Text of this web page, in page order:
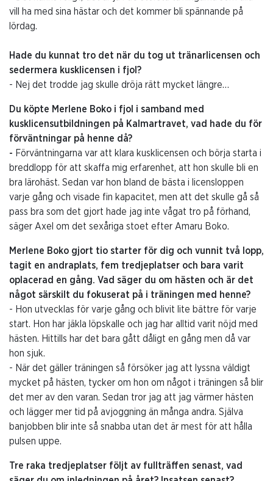
vill ha med sina hästar och det kommer bli spännande på
lördag.
Hade du kunnat tro det när du tog ut tränarlicensen och
sedermera kusklicensen i fjol?
- Nej det trodde jag skulle dröja rätt mycket längre…
Du köpte Merlene Boko i fjol i samband med
kusklicensutbildningen på Kalmartravet, vad hade du för
förväntningar på henne då?
- Förväntningarna var att klara kusklicensen och börja starta i
breddlopp för att skaffa mig erfarenhet, att hon skulle bli en
bra lärohäst. Sedan var hon bland de bästa i licensloppen
varje gång och visade fin kapacitet, men att det skulle gå så
pass bra som det gjort hade jag inte vågat tro på förhand,
säger Axel om det sexåriga stoet efter Amaru Boko.
Merlene Boko gjort tio starter för dig och vunnit två lopp,
tagit en andraplats, fem tredjeplatser och bara varit
oplacerad en gång. Vad säger du om hästen och är det
något särskilt du fokuserat på i träningen med henne?
- Hon utvecklas för varje gång och blivit lite bättre för varje
start. Hon har jäkla löpskalle och jag har alltid varit nöjd med
hästen. Hittills har det bara gått dåligt en gång men då var
hon sjuk.
- När det gäller träningen så försöker jag att lyssna väldigt
mycket på hästen, tycker om hon om något i träningen så blir
det mer av den varan. Sedan tror jag att jag värmer hästen
och lägger mer tid på avjoggning än många andra. Själva
banjobben blir inte så snabba utan det är mest för att hålla
pulsen uppe.
Tre raka tredjeplatser följt av fullträffen senast, vad